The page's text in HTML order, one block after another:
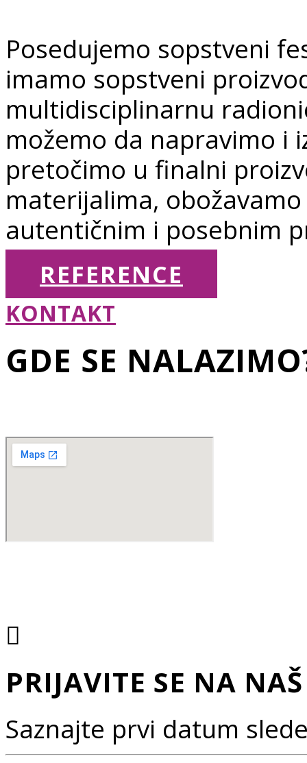
Posedujemo sopstveni
imamo sopstveni
multidisciplinarnu
možemo da napravimo i
pretočimo u finalni
materijalima,
autentičnim i posebnim
REFERENCE
KONTAKT
GDE SE
PRIJAVITE SE NA
Saznajte prvi datum